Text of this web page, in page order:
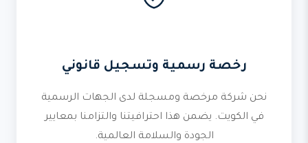
رخصة رسمية وتسجيل قانوني
نحن شركة مرخصة ومسجلة لدى الجهات الرسمية
في الكويت. يضمن هذا احترافيتنا والتزامنا بمعايير
الجودة والسلامة العالمية.